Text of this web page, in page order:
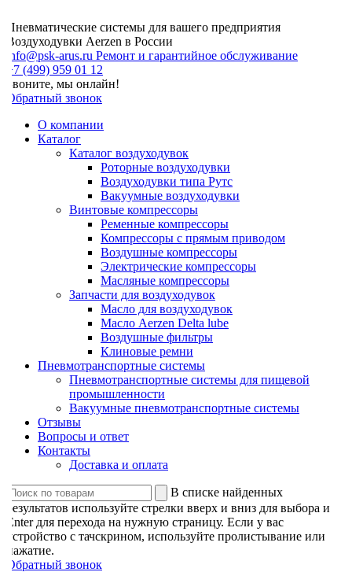
системы для вашего предприятия
Aerzen в России
arus.ruРемонт и гарантийное обслуживание
(499) 959 01 12
мы онлайн!
звонок
О компании
Каталог
Каталог воздуходувок
Роторные воздуходувки
Воздуходувки типа Рутс
Вакуумные воздуходувки
Винтовые компрессоры
Ременные компрессоры
Компрессоры с прямым приводом
Воздушные компрессоры
Электрические компрессоры
Масляные компрессоры
Запчасти для воздуходувок
Масло для воздуходувок
Масло Aerzen Delta lube
Воздушные фильтры
Клиновые ремни
Пневмотранспортные системы
Пневмотранспортные системы для пищевой
промышленности
Вакуумные пневмотранспортные системы
Отзывы
Вопросы и ответ
Контакты
Доставка и оплата
В списке найденных
используйте стрелки вверх и вниз для выбора и
для перехода на нужную страницу. Если у вас
с тачскрином, используйте пролистывание или
звонок